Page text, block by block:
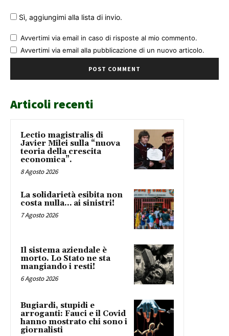
Sì, aggiungimi alla lista di invio.
Avvertimi via email in caso di risposte al mio commento.
Avvertimi via email alla pubblicazione di un nuovo articolo.
Articoli recenti
Lectio magistralis di
Javier Milei sulla “nuova
teoria della crescita
economica”.
8 Agosto 2026
La solidarietà esibita non
costa nulla… ai sinistri!
7 Agosto 2026
Il sistema aziendale è
morto. Lo Stato ne sta
mangiando i resti!
6 Agosto 2026
Bugiardi, stupidi e
arroganti: Fauci e il Covid
hanno mostrato chi sono i
giornalisti